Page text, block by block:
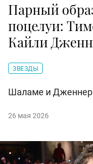
Парный
поцелуи:
Кайли
ЗВЕЗДЫ
Шаламе и Дженнер
26 мая 2026